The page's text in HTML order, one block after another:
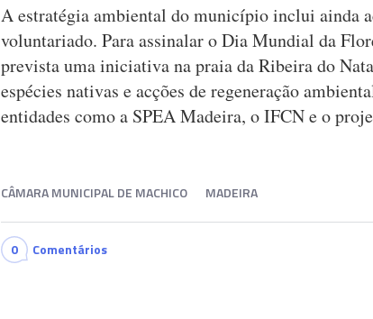
A estratégia ambiental do município inclui ainda
voluntariado. Para assinalar o Dia Mundial da
prevista uma iniciativa na praia da Ribeira do
espécies nativas e acções de regeneração
entidades como a SPEA Madeira, o IFCN e o
CÂMARA MUNICIPAL DE MACHICO MADEIRA
0 Comentários